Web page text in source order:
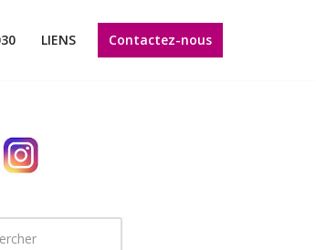
LIENS Contactez-nous